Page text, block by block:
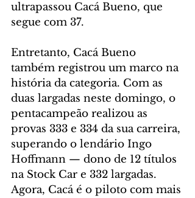
ultrapassou Cacá Bueno, que
segue com 37.
Entretanto, Cacá Bueno
também registrou um marco na
história da categoria. Com as
duas largadas neste domingo, o
pentacampeão realizou as
provas 333 e 334 da sua carreira,
superando o lendário Ingo
Hoffmann — dono de 12 títulos
na Stock Car e 332 largadas.
Agora, Cacá é o piloto com mais